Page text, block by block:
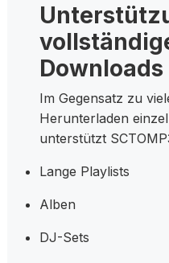
Downloads
Im Gegensatz zu
Herunterladen
unterstützt
Lange Playlists
Alben
DJ-Sets